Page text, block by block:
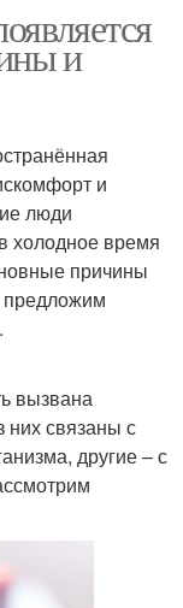
и
и
люди
холодное время
причины
предложим
вызвана
связаны с
другие – с